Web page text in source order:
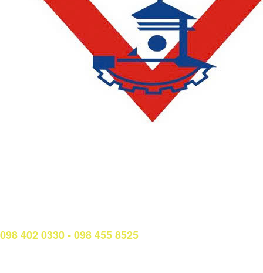
098 402 0330 - 098 455 8525